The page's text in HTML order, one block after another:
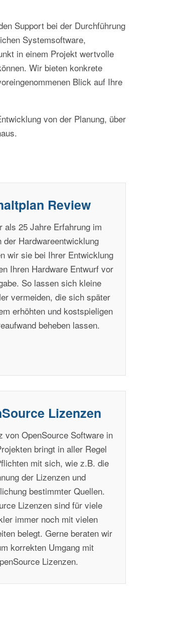
Support bei der Durchführung
Systemsoftware,
in einem Projekt wertvolle
Wir bieten konkrete
Blick auf Ihre
von der Planung, über
Review
als 25 Jahre Erfahrung im
der Hardwareentwicklung
wir sie bei Ihrer Entwicklung
Ihren Hardware Entwurf vor
So lassen sich kleine
vermeiden, die sich später
erhöhten und kostspieligen
beheben lassen.
Lizenzen
von OpenSource Software in
bringt in aller Regel
mit sich, wie z.B. die
der Lizenzen und
bestimmter Quellen.
Lizenzen sind für viele
immer noch mit vielen
belegt. Gerne beraten wir
korrekten Umgang mit
Lizenzen.